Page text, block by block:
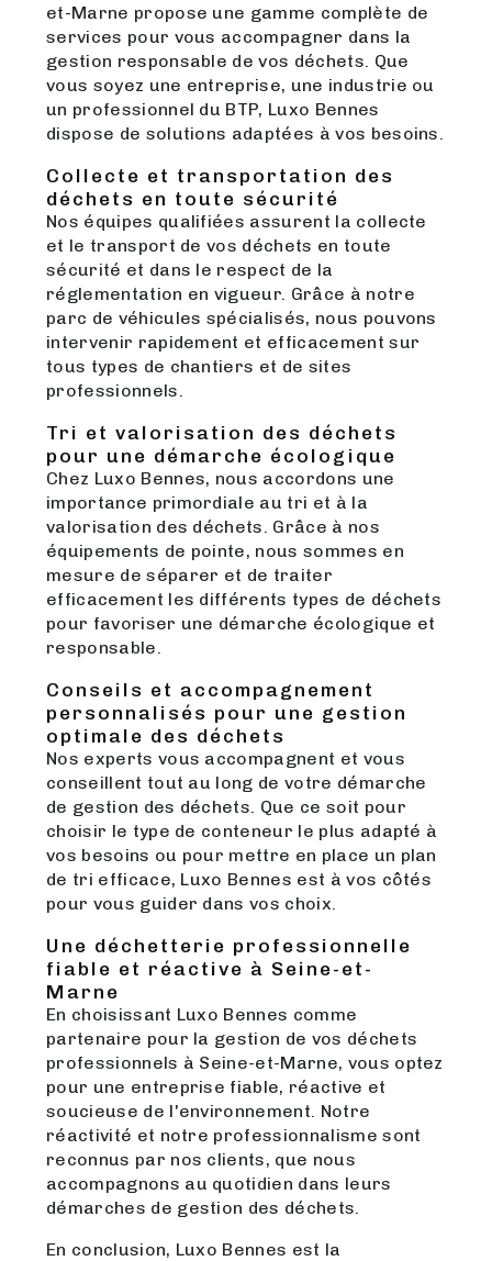
et-Marne propose une gamme complète de
services pour vous accompagner dans la
gestion responsable de vos déchets. Que
vous soyez une entreprise, une industrie ou
un professionnel du BTP, Luxo Bennes
dispose de solutions adaptées à vos besoins.
Collecte et transportation des
déchets en toute sécurité
Nos équipes qualifiées assurent la collecte
et le transport de vos déchets en toute
sécurité et dans le respect de la
réglementation en vigueur. Grâce à notre
parc de véhicules spécialisés, nous pouvons
intervenir rapidement et efficacement sur
tous types de chantiers et de sites
professionnels.
Tri et valorisation des déchets
pour une démarche écologique
Chez Luxo Bennes, nous accordons une
importance primordiale au tri et à la
valorisation des déchets. Grâce à nos
équipements de pointe, nous sommes en
mesure de séparer et de traiter
efficacement les différents types de déchets
pour favoriser une démarche écologique et
responsable.
Conseils et accompagnement
personnalisés pour une gestion
optimale des déchets
Nos experts vous accompagnent et vous
conseillent tout au long de votre démarche
de gestion des déchets. Que ce soit pour
choisir le type de conteneur le plus adapté à
vos besoins ou pour mettre en place un plan
de tri efficace, Luxo Bennes est à vos côtés
pour vous guider dans vos choix.
Une déchetterie professionnelle
fiable et réactive à Seine-et-
Marne
En choisissant Luxo Bennes comme
partenaire pour la gestion de vos déchets
professionnels à Seine-et-Marne, vous optez
pour une entreprise fiable, réactive et
soucieuse de l'environnement. Notre
réactivité et notre professionnalisme sont
reconnus par nos clients, que nous
accompagnons au quotidien dans leurs
démarches de gestion des déchets.
En conclusion, Luxo Bennes est la